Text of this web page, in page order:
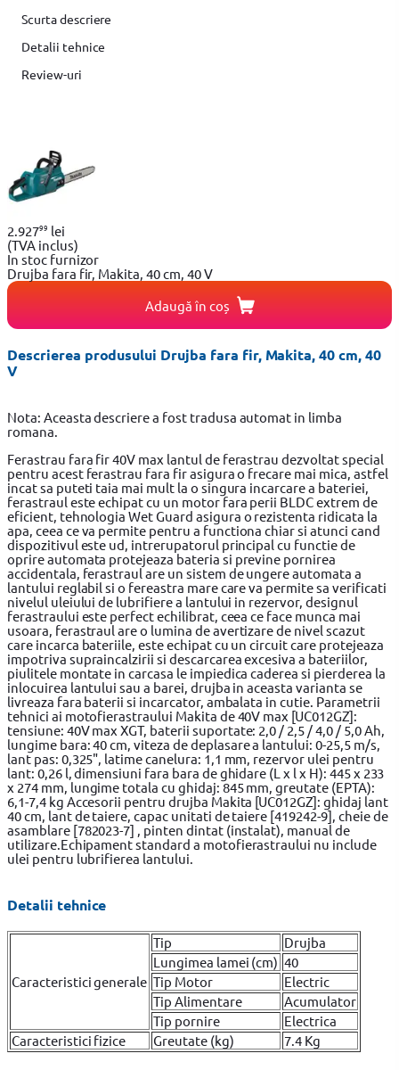
Scurta descriere
Detalii tehnice
Review-uri
2.92799 lei
(TVA inclus)
In stoc furnizor
Drujba fara fir, Makita, 40 cm, 40 V
Adaugă în coș
Descrierea produsului Drujba fara fir, Makita, 40 cm, 40
V
Nota: Aceasta descriere a fost tradusa automat in limba
romana.
Ferastrau fara fir 40V max lantul de ferastrau dezvoltat special
pentru acest ferastrau fara fir asigura o frecare mai mica, astfel
incat sa puteti taia mai mult la o singura incarcare a bateriei,
ferastraul este echipat cu un motor fara perii BLDC extrem de
eficient, tehnologia Wet Guard asigura o rezistenta ridicata la
apa, ceea ce va permite pentru a functiona chiar si atunci cand
dispozitivul este ud, intrerupatorul principal cu functie de
oprire automata protejeaza bateria si previne pornirea
accidentala, ferastraul are un sistem de ungere automata a
lantului reglabil si o fereastra mare care va permite sa verificati
nivelul uleiului de lubrifiere a lantului in rezervor, designul
ferastraului este perfect echilibrat, ceea ce face munca mai
usoara, ferastraul are o lumina de avertizare de nivel scazut
care incarca bateriile, este echipat cu un circuit care protejeaza
impotriva supraincalzirii si descarcarea excesiva a bateriilor,
piulitele montate in carcasa le impiedica caderea si pierderea la
inlocuirea lantului sau a barei, drujba in aceasta varianta se
livreaza fara baterii si incarcator, ambalata in cutie. Parametrii
tehnici ai motofierastraului Makita de 40V max [UC012GZ]:
tensiune: 40V max XGT, baterii suportate: 2,0 / 2,5 / 4,0 / 5,0 Ah,
lungime bara: 40 cm, viteza de deplasare a lantului: 0-25,5 m/s,
lant pas: 0,325", latime canelura: 1,1 mm, rezervor ulei pentru
lant: 0,26 l, dimensiuni fara bara de ghidare (L x l x H): 445 x 233
x 274 mm, lungime totala cu ghidaj: 845 mm, greutate (EPTA):
6,1-7,4 kg Accesorii pentru drujba Makita [UC012GZ]: ghidaj lant
40 cm, lant de taiere, capac unitati de taiere [419242-9], cheie de
asamblare [782023-7] , pinten dintat (instalat), manual de
utilizare.Echipament standard a motofierastraului nu include
ulei pentru lubrifierea lantului.
Detalii tehnice
Caracteristici generale
Tip
Drujba
Lungimea lamei (cm) 40
Tip Motor
Electric
Tip Alimentare
Acumulator
Tip pornire
Electrica
Caracteristici fizice
Greutate (kg) 7.4 Kg